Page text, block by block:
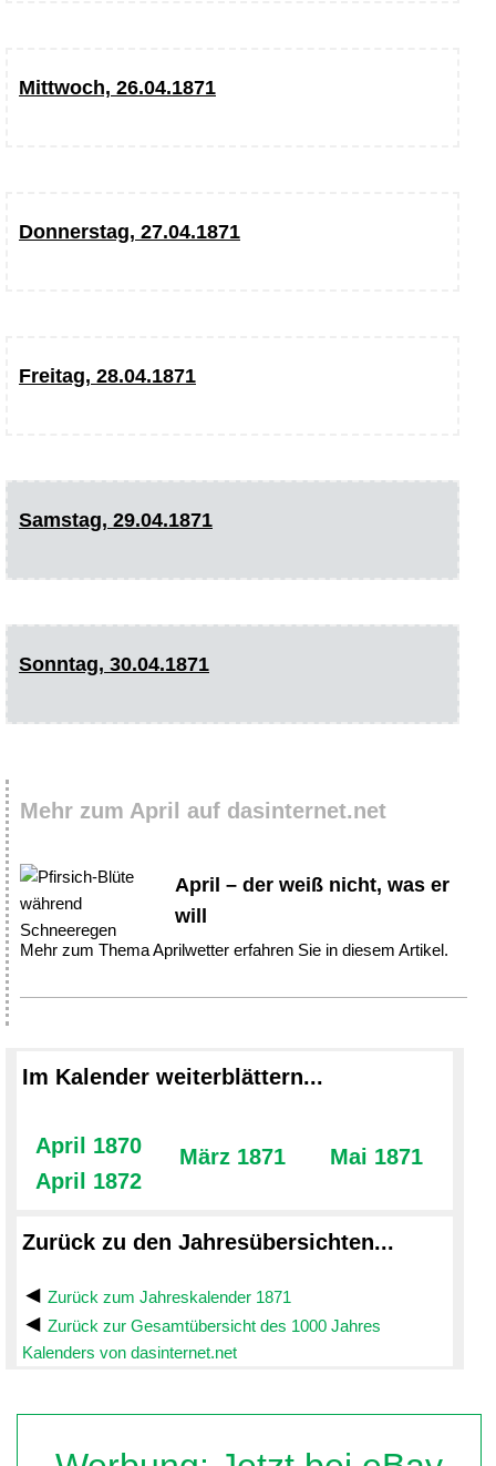
Mittwoch, 26.04.1871
Donnerstag, 27.04.1871
Freitag, 28.04.1871
Samstag, 29.04.1871
Sonntag, 30.04.1871
Mehr zum April auf dasinternet.net
April – der weiß nicht, was er
will
Mehr zum Thema Aprilwetter erfahren Sie in diesem Artikel.
Im Kalender weiterblättern...
April 1870
April 1872
März 1871 Mai 1871
Zurück zu den Jahresübersichten...
Zurück zum Jahreskalender 1871
Zurück zur Gesamtübersicht des 1000 Jahres
Kalenders von dasinternet.net